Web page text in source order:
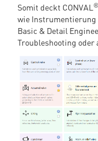
Somit deckt CONVAL ®
wie Instrumentierung
Basic & Detail
Troubleshooting oder